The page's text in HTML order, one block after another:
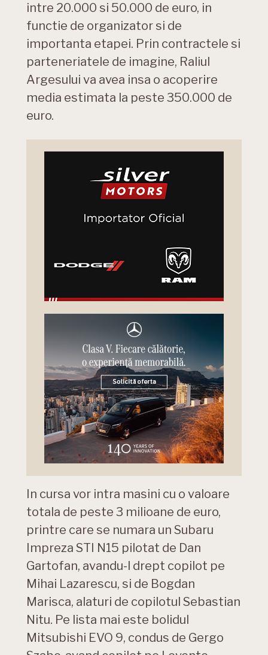
intre 20.000 si 50.000 de euro, in
functie de organizator si de
importanta etapei. Prin contractele si
parteneriatele de imagine, Raliul
Argesului va avea insa o acoperire
media estimata la peste 350.000 de
euro.
In cursa vor intra masini cu o valoare
totala de peste 3 milioane de euro,
printre care se numara un Subaru
Impreza STI N15 pilotat de Dan
Gartofan, avandu-l drept copilot pe
Mihai Lazarescu, si de Bogdan
Marisca, alaturi de copilotul Sebastian
Nitu. Pe lista mai este bolidul
Mitsubishi EVO 9, condus de Gergo